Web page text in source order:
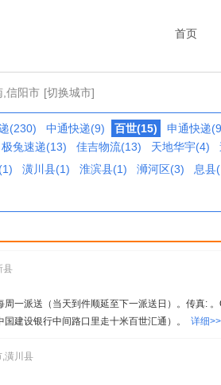
首页
,信阳市 [切换城市]
(230) 中通快递(9) 百世(15)
申通快递
极兔速递(13) 佳吉物流(13) 天地华宇(4)
潢川县(1) 淮滨县(1) 浉河区(3)
息县
县
一派送（当天到件顺延至下一派送日）。传真:
建设银行中间路口里走十米百世汇通）。 详细>>
,潢川县